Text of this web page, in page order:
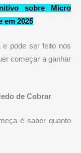
sobre Micro
em 2025
e pode ser feito nos
começar a ganhar
de Cobrar
é saber quanto